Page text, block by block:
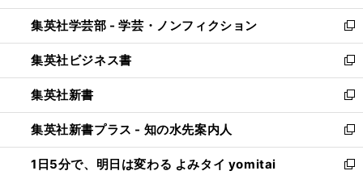
開
く
ウ
で
開
く
ン
ド
ウ
で
開
く
ウ
ィ
ン
ド
ウ
で
開
く
集英社学芸部 - 学芸・ノンフィクション
新
し
い
ウ
ィ
ン
ド
ウ
で
集英社ビジネス書
新
し
い
ウ
ィ
ン
ド
集英社新書
新
し
い
ウ
ィ
集英社新書プラス - 知の水先案内人
新
し
い
1日5分で、明日は変わる よみタイ yomitai
新